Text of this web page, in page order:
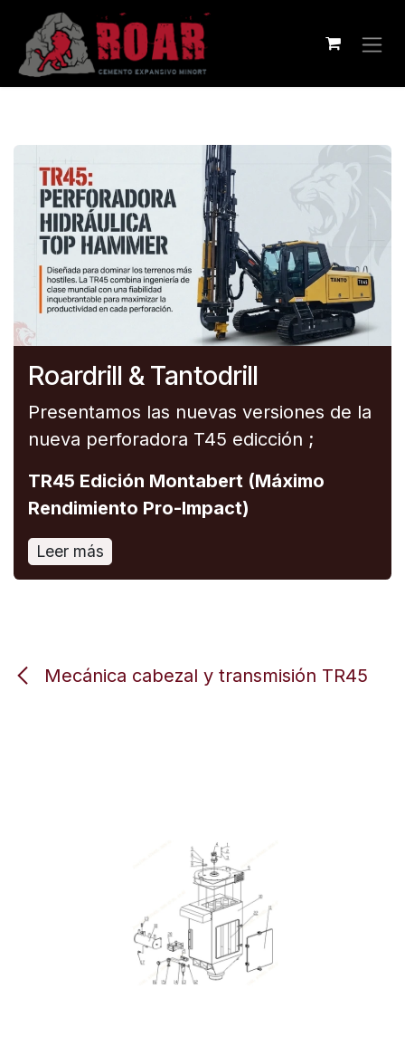
Ir al contenido
Roardrill & Tantodrill
Presentamos las nuevas versiones de la
nueva perforadora T45 edicción ;
TR45 Edición Montabert (Máximo
Rendimiento Pro-Impact)
Leer más
Mecánica cabezal y transmisión TR45